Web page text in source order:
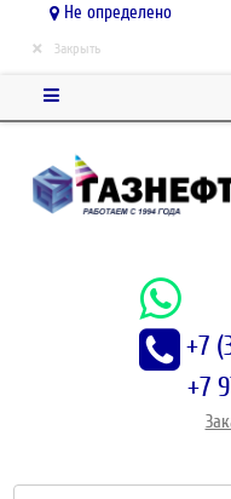
Не определено
× Закрыть
+7
+7